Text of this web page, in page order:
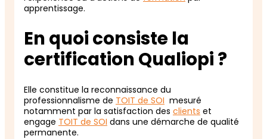
apprentissage.
En quoi consiste la
certification Qualiopi ?
Elle constitue la reconnaissance du
professionnalisme de TOIT de SOI mesuré
notamment par la satisfaction des clients et
engage TOIT de SOI dans une démarche de qualité
permanente.